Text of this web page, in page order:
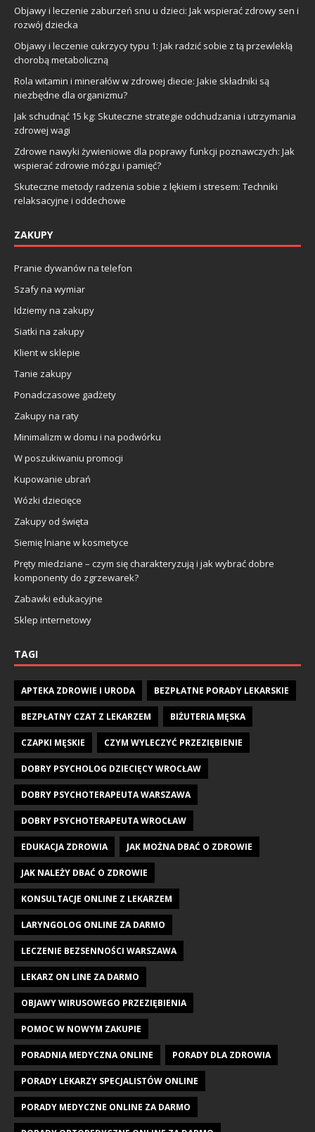
Objawy i leczenie zaburzeń snu u dzieci: Jak wspierać zdrowy sen i
rozwój dziecka
Objawy i leczenie cukrzycy typu 1: Jak radzić sobie z tą przewlekłą
chorobą metaboliczną
Rola witamin i minerałów w zdrowej diecie: Jakie składniki są
niezbędne dla organizmu?
Jak schudnąć 15 kg: Skuteczne strategie odchudzania i utrzymania
zdrowej wagi
Zdrowe nawyki żywieniowe dla poprawy funkcji poznawczych: Jak
wspierać zdrowie mózgu i pamięć?
Skuteczne metody radzenia sobie z lękiem i stresem: Techniki
relaksacyjne i oddechowe
ZAKUPY
Pranie dywanów na telefon
Szafy na wymiar
Idziemy na zakupy
Siatki na zakupy
Klient w sklepie
Tanie zakupy
Ponadczasowe gadżety
Zakupy na raty
Minimalizm w domu i na podwórku
W poszukiwaniu promocji
Kupowanie ubrań
Wózki dziecięce
Zakupy od święta
Siemię lniane w kosmetyce
Pręty miedziane – czym się charakteryzują i jak wybrać dobre
komponenty do zgrzewarek?
Zabawki edukacyjne
Sklep internetowy
TAGI
APTEKA ZDROWIE I URODA BEZPŁATNE PORADY LEKARSKIE
BEZPŁATNY CZAT Z LEKARZEM BIŻUTERIA MĘSKA
CZAPKI MĘSKIE CZYM WYLECZYĆ PRZEZIĘBIENIE
DOBRY PSYCHOLOG DZIECIĘCY WROCŁAW
DOBRY PSYCHOTERAPEUTA WARSZAWA
DOBRY PSYCHOTERAPEUTA WROCŁAW
EDUKACJA ZDROWIA JAK MOŻNA DBAĆ O ZDROWIE
JAK NALEŻY DBAĆ O ZDROWIE
KONSULTACJE ONLINE Z LEKARZEM
LARYNGOLOG ONLINE ZA DARMO
LECZENIE BEZSENNOŚCI WARSZAWA
LEKARZ ON LINE ZA DARMO
OBJAWY WIRUSOWEGO PRZEZIĘBIENIA
POMOC W NOWYM ZAKUPIE
PORADNIA MEDYCZNA ONLINE PORADY DLA ZDROWIA
PORADY LEKARZY SPECJALISTÓW ONLINE
PORADY MEDYCZNE ONLINE ZA DARMO